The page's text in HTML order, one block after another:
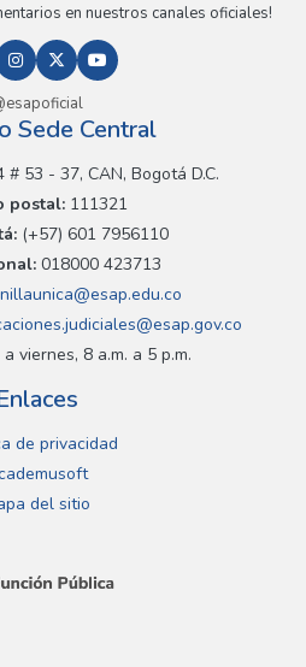
en nuestros canales oficiales!
Sede Central
53 - 37, CAN, Bogotá D.C.
postal: 111321
(+57) 601 7956110
018000 423713
viernes, 8 a.m. a 5 p.m.
de privacidad
del sitio